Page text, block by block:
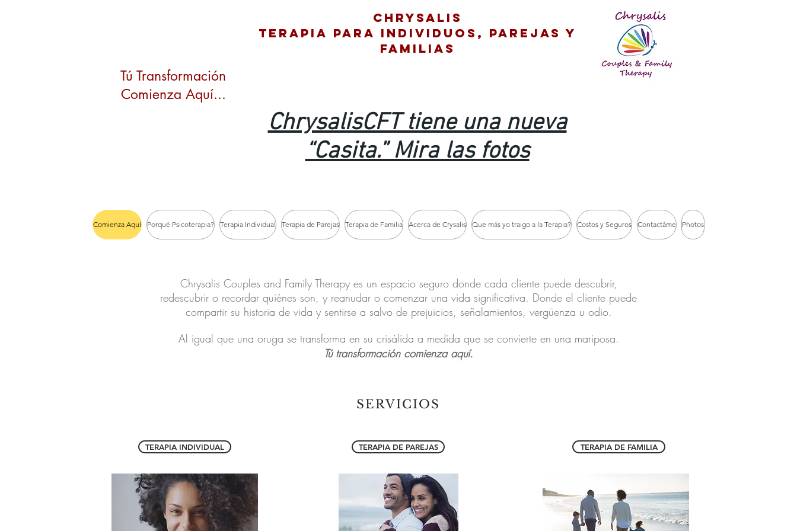
Chrysalis
Terapia para individuos, parejas y
Familias
Tú Transformación
Comienza Aquí...
ChrysalisCFT tiene una nueva
“Casita.” Mira las fotos
Chrysalis Couples and Family Therapy es un espacio seguro donde cada cliente puede descubrir,
redescubrir o recordar quiénes son, y reanudar o comenzar una vida significativa. Donde el cliente puede
compartir su historia de vida y sentirse a salvo de prejuicios, señalamientos, vergüenza u odio.
Al igual que una oruga se transforma en su crisálida a medida que se convierte en una mariposa.
Tú transformación comienza aquí.
SERVICIOS
TERAPIA INDIVIDUAL TERAPIA DE PAREJAS TERAPIA DE FAMILIA
Comienza Aquí Porqué Psicoterapia? Terapia Individual Terapia de Parejas Terapia de Familia Acerca de Crysalis Que más yo traigo a la Terapia? Costos y Seguros Contactáme Photos